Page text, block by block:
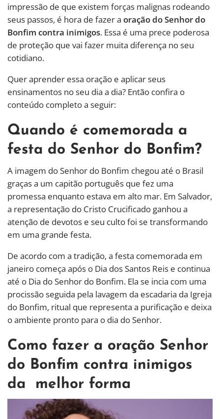
impressão de que existem forças malignas rodeando
seus passos, é hora de fazer a oração do Senhor do
Bonfim contra inimigos. Essa é uma prece poderosa
de proteção que vai fazer muita diferença no seu
cotidiano.
Quer aprender essa oração e aplicar seus
ensinamentos no seu dia a dia? Então confira o
conteúdo completo a seguir:
Quando é comemorada a
festa do Senhor do Bonfim?
A imagem do Senhor do Bonfim chegou até o Brasil
graças a um capitão português que fez uma
promessa enquanto estava em alto mar. Em Salvador,
a representação do Cristo Crucificado ganhou a
atenção de devotos e seu culto foi se transformando
em uma grande festa.
De acordo com a tradição, a festa comemorada em
janeiro começa após o Dia dos Santos Reis e continua
até o Dia do Senhor do Bonfim. Ela se incia com uma
procissão seguida pela lavagem da escadaria da Igreja
do Bonfim, ritual que representa a purificação e deixa
o ambiente pronto para o dia do Senhor.
Como fazer a oração Senhor
do Bonfim contra inimigos
da melhor forma